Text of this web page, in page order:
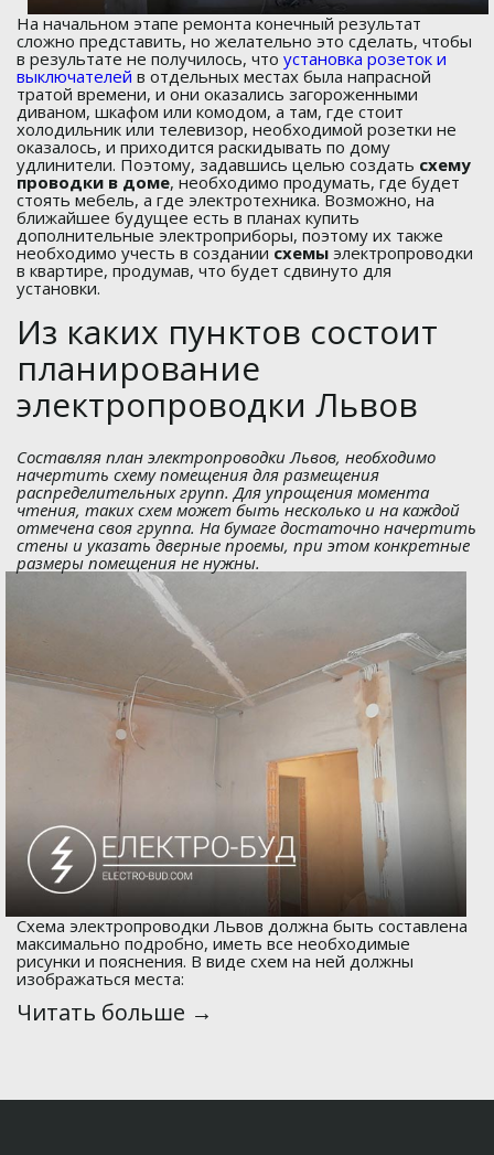
На начальном этапе ремонта конечный результат
сложно представить, но желательно это сделать, чтобы
в результате не получилось, что установка розеток и
выключателей в отдельных местах была напрасной
тратой времени, и они оказались загороженными
диваном, шкафом или комодом, а там, где стоит
холодильник или телевизор, необходимой розетки не
оказалось, и приходится раскидывать по дому
удлинители. Поэтому, задавшись целью создать схему
проводки в доме, необходимо продумать, где будет
стоять мебель, а где электротехника. Возможно, на
ближайшее будущее есть в планах купить
дополнительные электроприборы, поэтому их также
необходимо учесть в созданиисхемы электропроводки
в квартире, продумав, что будет сдвинуто для
установки.
Из каких пунктов состоит
планирование
электропроводки Львов
Составляя план электропроводки Львов, необходимо
начертить схему помещения для размещения
распределительных групп. Для упрощения момента
чтения, таких схем может быть несколько и на каждой
отмечена своя группа. На бумаге достаточно начертить
стены и указать дверные проемы, при этом конкретные
размеры помещения не нужны.
Схема электропроводки Львов должна быть составлена
максимально подробно, иметь все необходимые
рисунки и пояснения. В виде схем на ней должны
изображаться места:
Читать больше →